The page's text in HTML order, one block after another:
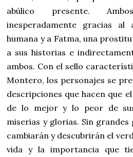
abúlico presente.
inesperadamente gracias
humana y a Fatma, una
a sus historias e
ambos. Con el sello
Montero, los personajes se
descripciones que hacen que
de lo mejor y lo peor de sus
miserias y glorias. Sin
cambiarán y descubrirán el
vida y la importancia que